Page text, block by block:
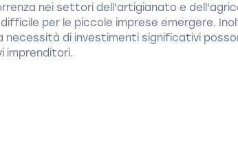
nei settori dell'artigianato e
per le piccole imprese emergere.
necessità di investimenti significativi
imprenditori.